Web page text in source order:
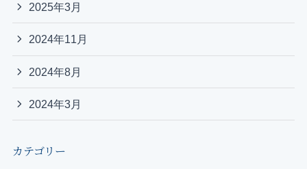
2025年3月
2024年11月
2024年8月
2024年3月
カテゴリー